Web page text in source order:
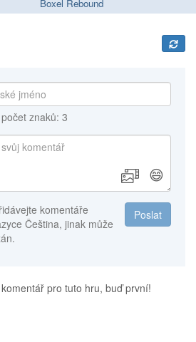
Boxel Rebound
znaků: 3
😄
Poslat
komentáře
Čeština, jinak může
pro tuto hru, buď první!